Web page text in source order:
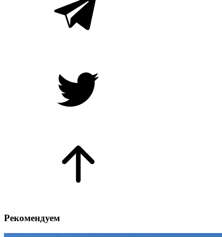
Рекомендуем